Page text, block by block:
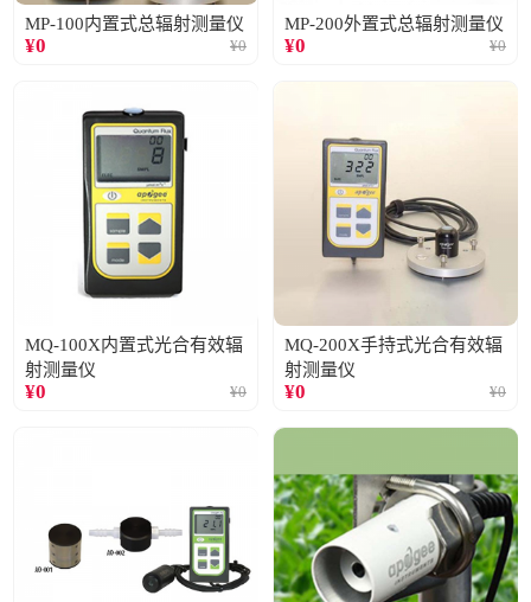
MP-100内置式总辐射测量仪
¥0 ¥0
MP-200外置式总辐射测量仪
¥0 ¥0
MQ-100X内置式光合有效辐
射测量仪
¥0 ¥0
MQ-200X手持式光合有效辐
射测量仪
¥0 ¥0